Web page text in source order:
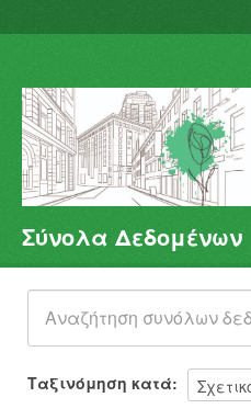
Σύνολα Δεδομένων
Φορείς
Ομάδες
Σχετικά
Σύνολα Δεδομένων
Ταξινόμηση κατά